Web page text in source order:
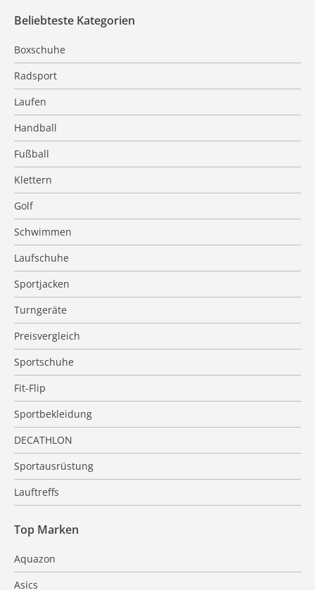
Beliebteste Kategorien
Boxschuhe
Radsport
Laufen
Handball
Fußball
Klettern
Golf
Schwimmen
Laufschuhe
Sportjacken
Turngeräte
Preisvergleich
Sportschuhe
Fit-Flip
Sportbekleidung
DECATHLON
Sportausrüstung
Lauftreffs
Top Marken
Aquazon
Asics